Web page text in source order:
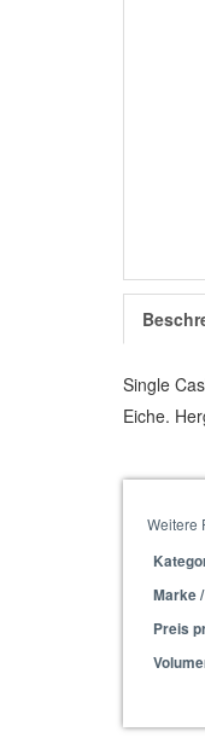
Single
Eiche.
Weitere
Marke
Preis